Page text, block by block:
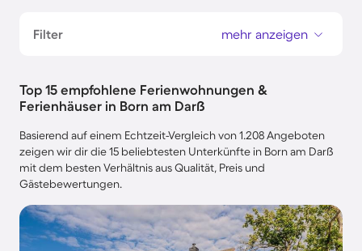
Filter mehr anzeigen
Top 15 empfohlene Ferienwohnungen &
Ferienhäuser in Born am Darß
Basierend auf einem Echtzeit-Vergleich von 1.208 Angeboten
zeigen wir dir die 15 beliebtesten Unterkünfte in Born am Darß
mit dem besten Verhältnis aus Qualität, Preis und
Gästebewertungen.